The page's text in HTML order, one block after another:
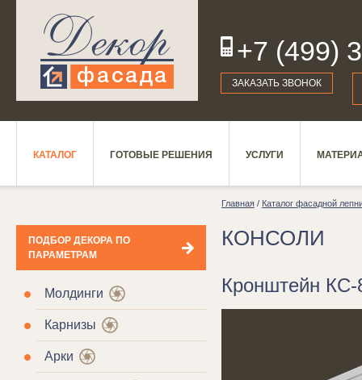
+7 (499)
19
ЗАКАЗАТЬ ЗВОНОК
КАТАЛОГ ГОТОВЫЕ РЕШЕНИЯ УСЛУГИ
ПОДБОР ДЕКОРА ПО
ПАРАМЕТРАМ
Молдинги
Карнизы
Арки
Главная/ Каталог фасадной
КОНСОЛИ
Кронштейн КС-